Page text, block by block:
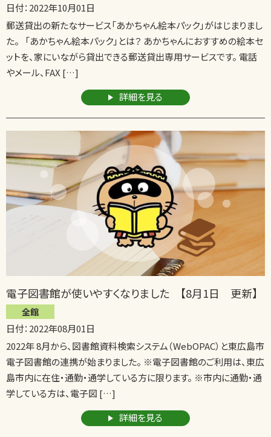
日付：2022年10月01日
郵送貸出の新たなサービス「あかちゃん絵本パック」がはじまりまし
た。 「あかちゃん絵本パック」とは？ あかちゃんにおすすめの絵本セ
ットを、家にいながら貸出できる郵送貸出専用サービスです。 電話
やメール、FAX […]
詳細を見る
電子図書館が使いやすくなりました 【8月1日 更新】
全館
日付：2022年08月01日
2022年 8月から、図書館資料検索システム（WebOPAC）と東広島市
電子図書館の連携が始まりました。 ※電子図書館のご利用は、東広
島市内に在住・通勤・通学している方に限ります。 ※市内に通勤・通
学している方は、電子図 […]
詳細を見る